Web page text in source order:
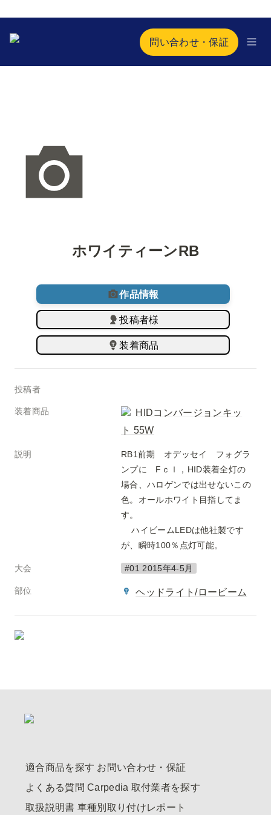
問い合わせ・保証
ホワイティーンRB
作品情報
投稿者様
装着商品
投稿者
装着商品
HIDコンバージョンキッ
ト 55W
説明
RB1前期　オデッセイ　フォグラ
ンプに　Fｃｌ，HID装着全灯の
場合、ハロゲンでは出せないこの
色。オールホワイト目指してま
す。
    ハイビームLEDは他社製です
が、瞬時100％点灯可能。
大会 #01 2015年4-5月
部位 ヘッドライト/ロービーム
適合商品を探す お問い合わせ・保証
よくある質問 Carpedia 取付業者を探す
取扱説明書 車種別取り付けレポート